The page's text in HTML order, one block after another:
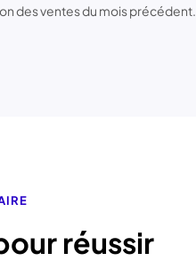
des ventes du mois précédent.
réussir